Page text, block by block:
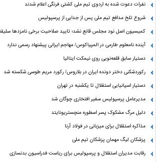
نفرات دعوت شده به اردوی تیم ملی کشتی فرنگی اعلام شدند
شروع تلخ مدافع تیم ملی پس از جدایی از پرسپولیس
کمیسیون اصل نود مجلس قانع نشد؛ تایید صلاحیت برخی نامزدها
آینده نامعلوم طارمی در المپیاکوس/ مهاجم ایرانی پیشنهاد رسمی ندارد
دستیار سابق قلعه‌نویی روی نیمکت ایتالیا
رکوردشکنی دختر دونده ایران در بلاروس/ رکورد مریم طوسی شکسته شد
دستیار اسپانیایی استقلال تا یکشنبه در تهران
مدیرعامل پرسپولیس سفیر افتخاری چوگان شد
دلیل مرگ مشکوک پسر اسطوره منچستریونایتد
مذاکره استقلال برای میزبانی در فولاد آرنا
پزشکان لیگ مهمان پزشکان تیم ملی
رقابت مدیران استقلال و پرسپولیس برای ریاست فدراسیون بدنسازی